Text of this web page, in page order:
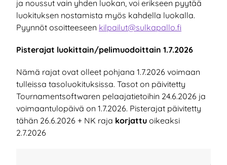
ja noussut vain yhden luokan, voi erikseen pyytää
luokituksen nostamista myös kahdella luokalla.
Pyynnöt osoitteeseen kilpailut@sulkapallo.fi
Pisterajat luokittain/pelimuodoittain 1.7.2026
Nämä rajat ovat olleet pohjana 1.7.2026 voimaan
tulleissa tasoluokituksissa. Tasot on päivitetty
Tournamentsoftwaren pelaajatietoihin 24.6.2026 ja
voimaantulopäivä on 1.7.2026. Pisterajat päivitetty
tähän 26.6.2026 + NK raja korjattu oikeaksi
2.7.2026